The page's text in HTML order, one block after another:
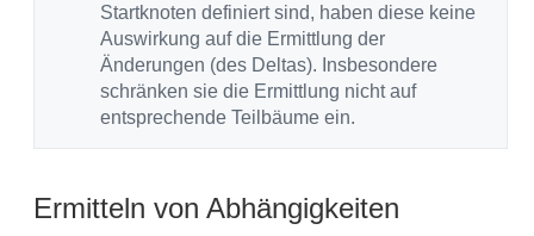
Startknoten definiert sind, haben diese keine
Auswirkung auf die Ermittlung der
Änderungen (des Deltas). Insbesondere
schränken sie die Ermittlung nicht auf
entsprechende Teilbäume ein.
Ermitteln von Abhängigkeiten